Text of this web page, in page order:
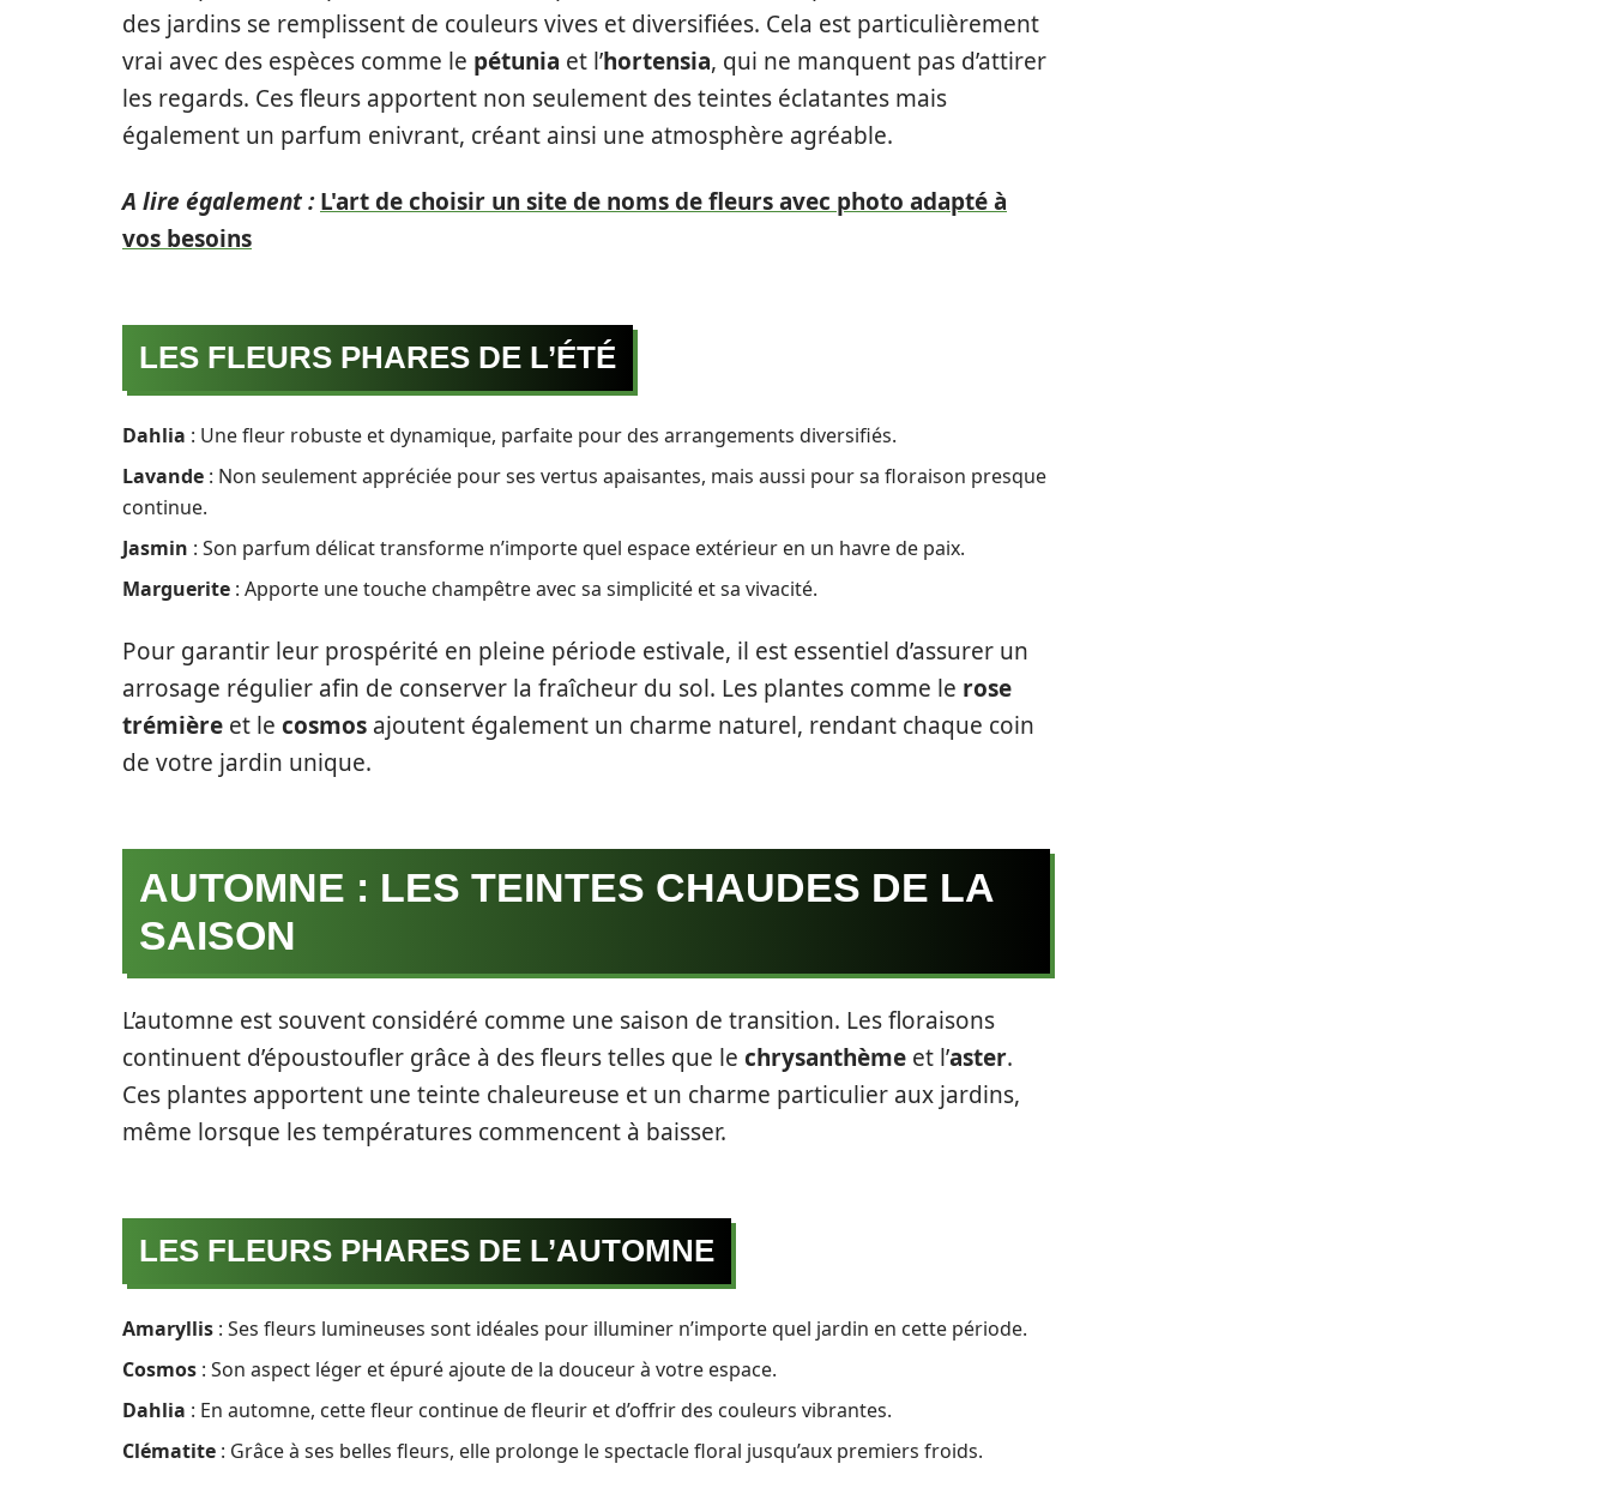
des jardins se remplissent de couleurs vives et diversifiées. Cela est particulièrement
vrai avec des espèces comme le pétunia et l’hortensia, qui ne manquent pas d’attirer
les regards. Ces fleurs apportent non seulement des teintes éclatantes mais
également un parfum enivrant, créant ainsi une atmosphère agréable.
A lire également : L'art de choisir un site de noms de fleurs avec photo adapté à
vos besoins
LES FLEURS PHARES DE L’ÉTÉ
Dahlia : Une fleur robuste et dynamique, parfaite pour des arrangements diversifiés.
Lavande : Non seulement appréciée pour ses vertus apaisantes, mais aussi pour sa floraison presque
continue.
Jasmin : Son parfum délicat transforme n’importe quel espace extérieur en un havre de paix.
Marguerite : Apporte une touche champêtre avec sa simplicité et sa vivacité.
Pour garantir leur prospérité en pleine période estivale, il est essentiel d’assurer un
arrosage régulier afin de conserver la fraîcheur du sol. Les plantes comme le rose
trémière et le cosmos ajoutent également un charme naturel, rendant chaque coin
de votre jardin unique.
AUTOMNE : LES TEINTES CHAUDES DE LA
SAISON
L’automne est souvent considéré comme une saison de transition. Les floraisons
continuent d’époustoufler grâce à des fleurs telles que le chrysanthème et l’aster.
Ces plantes apportent une teinte chaleureuse et un charme particulier aux jardins,
même lorsque les températures commencent à baisser.
LES FLEURS PHARES DE L’AUTOMNE
Amaryllis : Ses fleurs lumineuses sont idéales pour illuminer n’importe quel jardin en cette période.
Cosmos : Son aspect léger et épuré ajoute de la douceur à votre espace.
Dahlia : En automne, cette fleur continue de fleurir et d’offrir des couleurs vibrantes.
Clématite : Grâce à ses belles fleurs, elle prolonge le spectacle floral jusqu’aux premiers froids.